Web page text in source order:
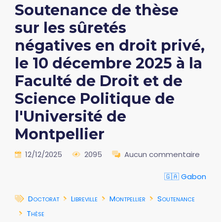
Soutenance de thèse
sur les sûretés
négatives en droit privé,
le 10 décembre 2025 à la
Faculté de Droit et de
Science Politique de
l'Université de
Montpellier
12/12/2025 2095 Aucun commentaire
🇬🇦 Gabon
Doctorat Libreville Montpellier
Soutenance
Thèse